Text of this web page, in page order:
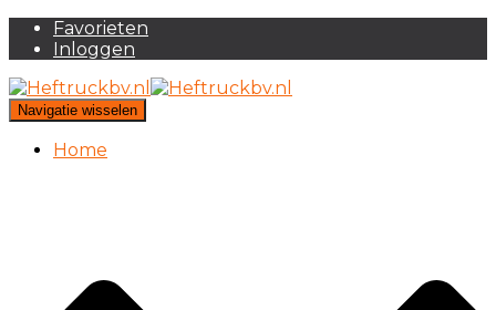
Favorieten
Inloggen
Navigatie wisselen
Home